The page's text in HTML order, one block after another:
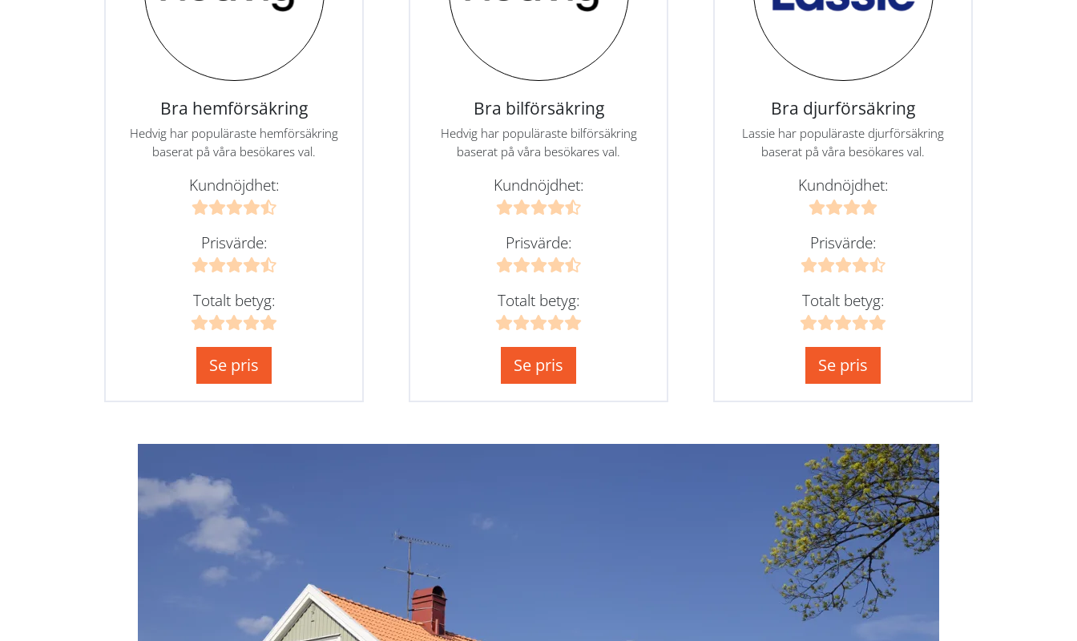
Bra hemförsäkring
Hedvig har populäraste hemförsäkring
baserat på våra besökares val.
Kundnöjdhet:
Prisvärde:
Totalt betyg:
Se pris
Bra bilförsäkring
Hedvig har populäraste bilförsäkring
baserat på våra besökares val.
Kundnöjdhet:
Prisvärde:
Totalt betyg:
Se pris
Bra djurförsäkring
Lassie har populäraste djurförsäkring
baserat på våra besökares val.
Kundnöjdhet:
Prisvärde:
Totalt betyg:
Se pris